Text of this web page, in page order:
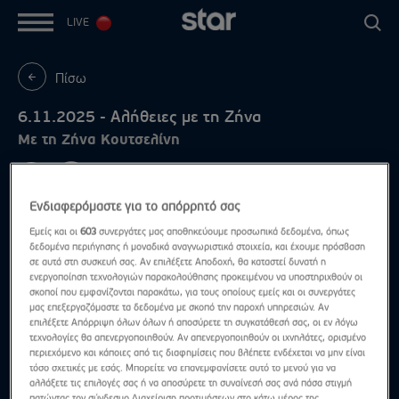
LIVE
Πίσω
6.11.2025 - Αλήθειες με τη Ζήνα
Με τη Ζήνα Κουτσελίνη
Ενδιαφερόμαστε για το απόρρητό σας
Εμείς και οι603 συνεργάτες μας αποθηκεύουμε προσωπικά δεδομένα, όπως
δεδομένα περιήγησης ή μοναδικά αναγνωριστικά στοιχεία, και έχουμε πρόσβαση
σε αυτά στη συσκευή σας. Αν επιλέξετε Αποδοχή, θα καταστεί δυνατή η
ενεργοποίηση τεχνολογιών παρακολούθησης προκειμένου να υποστηριχθούν οι
σκοποί που εμφανίζονται παρακάτω, για τους οποίους εμείς και οι συνεργάτες
μας επεξεργαζόμαστε τα δεδομένα με σκοπό την παροχή υπηρεσιών. Αν
επιλέξετε Απόρριψη όλων όλων ή αποσύρετε τη συγκατάθεσή σας, οι εν λόγω
τεχνολογίες θα απενεργοποιηθούν. Αν απενεργοποιηθούν οι ιχνηλάτες, ορισμένο
περιεχόμενο και κάποιες από τις διαφημίσεις που βλέπετε ενδέχεται να μην είναι
τόσο σχετικές με εσάς. Μπορείτε να επανεμφανίσετε αυτό το μενού για να
αλλάξετε τις επιλογές σας ή να αποσύρετε τη συναίνεσή σας ανά πάσα στιγμή